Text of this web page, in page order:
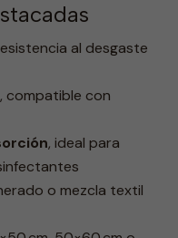
al desgaste
, compatible con
, ideal para
o mezcla textil